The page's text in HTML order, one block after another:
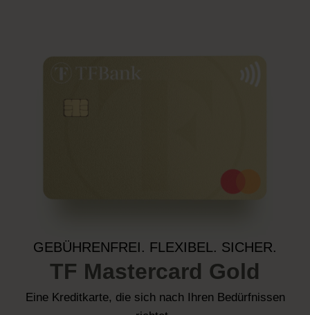
GEBÜHRENFREI. FLEXIBEL. SICHER.
TF Mastercard Gold
Eine Kreditkarte, die sich nach Ihren Bedürfnissen